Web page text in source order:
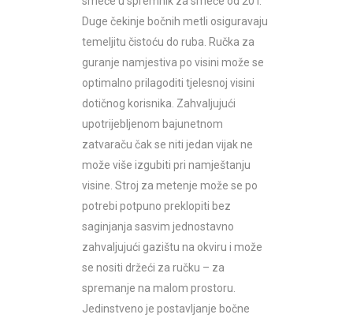
Duge čekinje bočnih metli osiguravaju
temeljitu čistoću do ruba. Ručka za
guranje namjestiva po visini može se
optimalno prilagoditi tjelesnoj visini
dotičnog korisnika. Zahvaljujući
upotrijebljenom bajunetnom
zatvaraču čak se niti jedan vijak ne
može više izgubiti pri namještanju
visine. Stroj za metenje može se po
potrebi potpuno preklopiti bez
saginjanja sasvim jednostavno
zahvaljujući gazištu na okviru i može
se nositi držeći za ručku – za
spremanje na malom prostoru.
Jedinstveno je postavljanje bočne